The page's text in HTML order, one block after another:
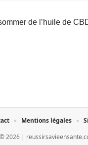
de l’huile de
© 2026 |
Mentions légales